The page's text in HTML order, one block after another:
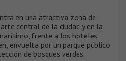
en una atractiva zona de
central de la ciudad y en la
frente a los hoteles
envuelta por un parque público
de bosques verdes.